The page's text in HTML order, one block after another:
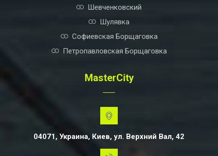
Шевченковский
Шулявка
Софиевская Борщаговка
Петропавловская Борщаговка
MasterCity
04071, Украина, Киев, ул. Верхний Вал, 42